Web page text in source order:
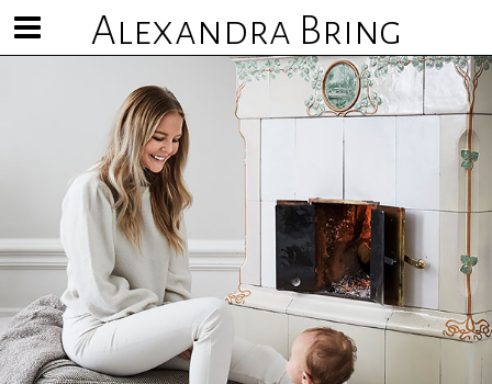
Alexandra Bring
Visa/göm
meny